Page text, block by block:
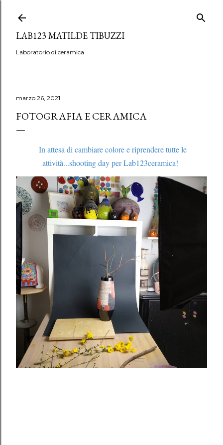
LAB123 MATILDE TIBUZZI
Laboratorio di ceramica
marzo 26, 2021
FOTOGRAFIA E CERAMICA
In attesa di cambiare colore e riprendere tutte le
attività...shooting day per Lab123ceramica!